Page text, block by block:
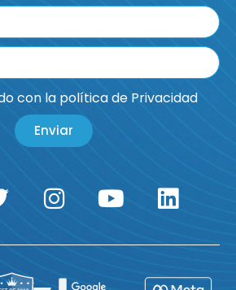
con la política de Privacidad
Enviar